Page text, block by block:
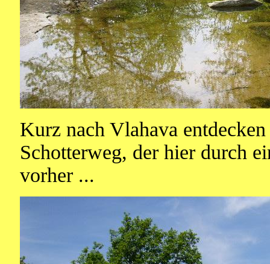
Kurz nach Vlahava
Schotterweg, der hier durch
vorher ...